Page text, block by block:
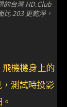
的台灣 HD.Club
203 更乾淨，